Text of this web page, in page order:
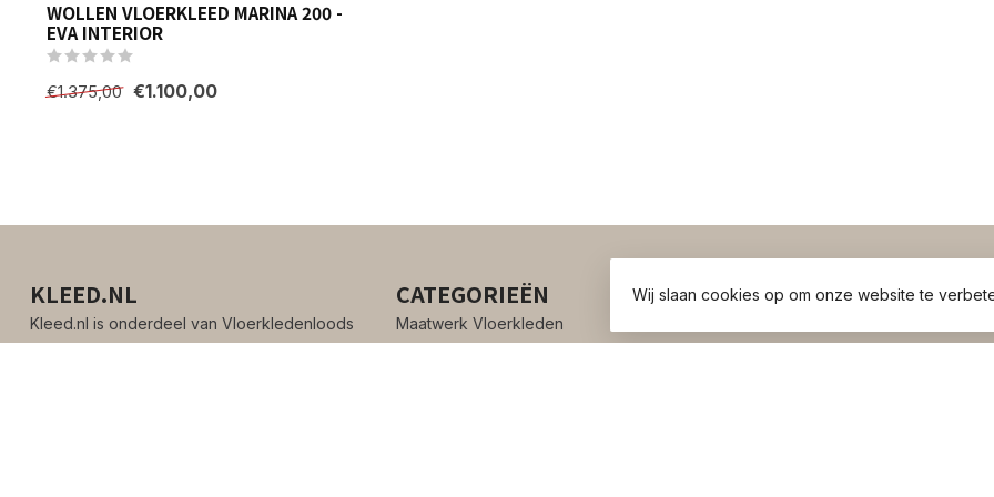
WOLLEN VLOERKLEED MARINA 200 -
EVA INTERIOR
€1.375,00 €1.100,00
KLEED.NL
Kleed.nl is onderdeel van Vloerkledenloods
CATEGORIEËN
Maatwerk Vloerkleden
INFORMATIE
Wij slaan cookies op om onze website te